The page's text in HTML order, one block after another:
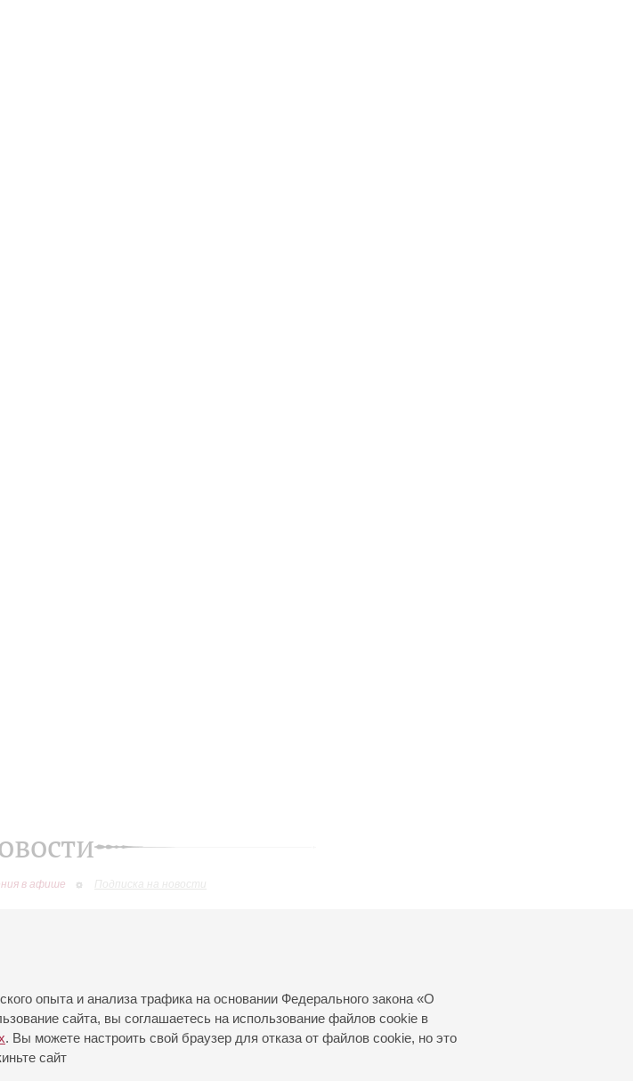
в афише Подписка на новости
опыта и анализа трафика на основании Федерального закона «О
сайта, вы соглашаетесь на использование файлов cookie в
. Вы можете настроить свой браузер для отказа от файлов cookie, но это
сайт
Большого зала: с 11:00 до 20:30